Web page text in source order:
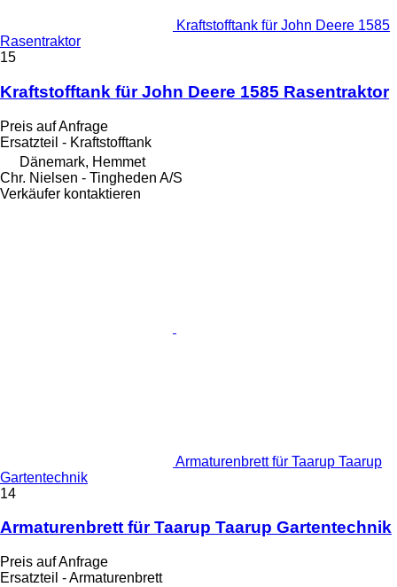
Kraftstofftank für John Deere 1585
Rasentraktor
15
Kraftstofftank für John Deere 1585 Rasentraktor
Preis auf Anfrage
Ersatzteil - Kraftstofftank
Dänemark, Hemmet
Chr. Nielsen - Tingheden A/S
Verkäufer kontaktieren
Armaturenbrett für Taarup Taarup
Gartentechnik
14
Armaturenbrett für Taarup Taarup Gartentechnik
Preis auf Anfrage
Ersatzteil - Armaturenbrett